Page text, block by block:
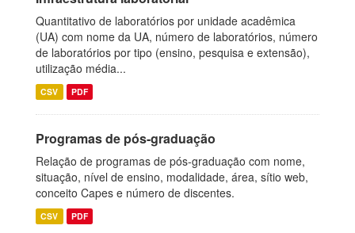
Quantitativo de laboratórios por unidade acadêmica
(UA) com nome da UA, número de laboratórios, número
de laboratórios por tipo (ensino, pesquisa e extensão),
utilização média...
CSV PDF
Programas de pós-graduação
Relação de programas de pós-graduação com nome,
situação, nível de ensino, modalidade, área, sítio web,
conceito Capes e número de discentes.
CSV PDF